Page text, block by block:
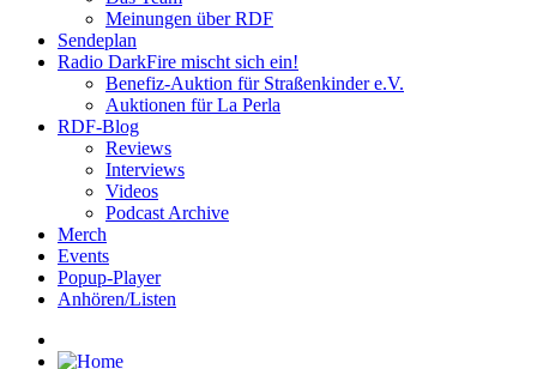
Meinungen über RDF
Sendeplan
Radio DarkFire mischt sich ein!
Benefiz-Auktion für Straßenkinder e.V.
Auktionen für La Perla
RDF-Blog
Reviews
Interviews
Videos
Podcast Archive
Merch
Events
Popup-Player
Anhören/Listen